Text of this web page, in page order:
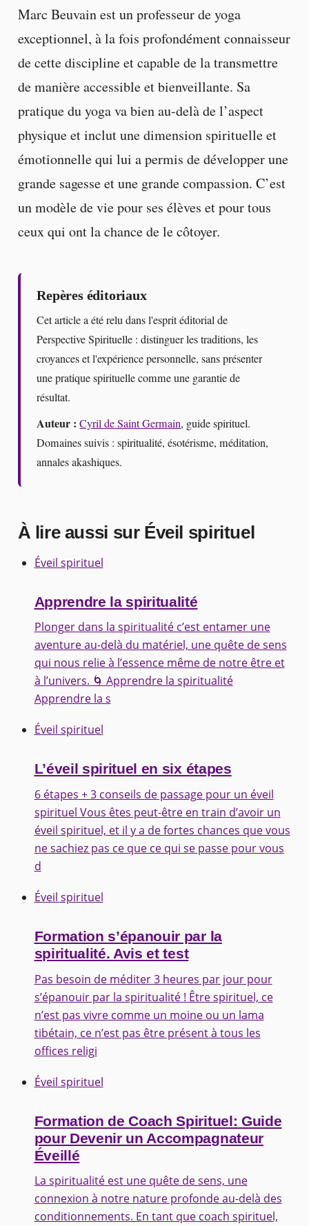
Marc Beuvain est un professeur de yoga
exceptionnel, à la fois profondément connaisseur
de cette discipline et capable de la transmettre
de manière accessible et bienveillante. Sa
pratique du yoga va bien au-delà de l’aspect
physique et inclut une dimension spirituelle et
émotionnelle qui lui a permis de développer une
grande sagesse et une grande compassion. C’est
un modèle de vie pour ses élèves et pour tous
ceux qui ont la chance de le côtoyer.
Repères éditoriaux
Cet article a été relu dans l'esprit éditorial de
Perspective Spirituelle : distinguer les traditions, les
croyances et l'expérience personnelle, sans présenter
une pratique spirituelle comme une garantie de
résultat.
Auteur : Cyril de Saint Germain, guide spirituel.
Domaines suivis : spiritualité, ésotérisme, méditation,
annales akashiques.
À lire aussi sur Éveil spirituel
Éveil spirituel
Apprendre la spiritualité
Plonger dans la spiritualité c’est entamer une
aventure au-delà du matériel, une quête de sens
qui nous relie à l’essence même de notre être et
à l’univers. 🌀 Apprendre la spiritualité
Apprendre la s
Éveil spirituel
L’éveil spirituel en six étapes
6 étapes + 3 conseils de passage pour un éveil
spirituel Vous êtes peut-être en train d’avoir un
éveil spirituel, et il y a de fortes chances que vous
ne sachiez pas ce que ce qui se passe pour vous
d
Éveil spirituel
Formation s’épanouir par la
spiritualité. Avis et test
Pas besoin de méditer 3 heures par jour pour
s’épanouir par la spiritualité ! Être spirituel, ce
n’est pas vivre comme un moine ou un lama
tibétain, ce n’est pas être présent à tous les
offices religi
Éveil spirituel
Formation de Coach Spirituel: Guide
pour Devenir un Accompagnateur
Éveillé
La spiritualité est une quête de sens, une
connexion à notre nature profonde au-delà des
conditionnements. En tant que coach spirituel,